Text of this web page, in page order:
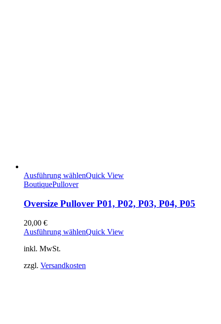
Ausführung wählenQuick View
BoutiquePullover
Oversize Pullover P01, P02, P03, P04, P05
20,00 €
Ausführung wählenQuick View
inkl. MwSt.
zzgl. Versandkosten